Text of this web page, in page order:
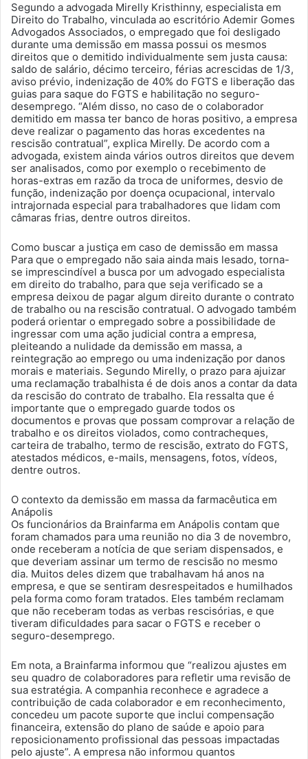
Segundo a advogada Mirelly Kristhinny, especialista em
Direito do Trabalho, vinculada ao escritório Ademir Gomes
Advogados Associados, o empregado que foi desligado
durante uma demissão em massa possui os mesmos
direitos que o demitido individualmente sem justa causa:
saldo de salário, décimo terceiro, férias acrescidas de 1/3,
aviso prévio, indenização de 40% do FGTS e liberação das
guias para saque do FGTS e habilitação no seguro-
desemprego. “Além disso, no caso de o colaborador
demitido em massa ter banco de horas positivo, a empresa
deve realizar o pagamento das horas excedentes na
rescisão contratual”, explica Mirelly. De acordo com a
advogada, existem ainda vários outros direitos que devem
ser analisados, como por exemplo o recebimento de
horas-extras em razão da troca de uniformes, desvio de
função, indenização por doença ocupacional, intervalo
intrajornada especial para trabalhadores que lidam com
câmaras frias, dentre outros direitos.
Como buscar a justiça em caso de demissão em massa
Para que o empregado não saia ainda mais lesado, torna-
se imprescindível a busca por um advogado especialista
em direito do trabalho, para que seja verificado se a
empresa deixou de pagar algum direito durante o contrato
de trabalho ou na rescisão contratual. O advogado também
poderá orientar o empregado sobre a possibilidade de
ingressar com uma ação judicial contra a empresa,
pleiteando a nulidade da demissão em massa, a
reintegração ao emprego ou uma indenização por danos
morais e materiais. Segundo Mirelly, o prazo para ajuizar
uma reclamação trabalhista é de dois anos a contar da data
da rescisão do contrato de trabalho. Ela ressalta que é
importante que o empregado guarde todos os
documentos e provas que possam comprovar a relação de
trabalho e os direitos violados, como contracheques,
carteira de trabalho, termo de rescisão, extrato do FGTS,
atestados médicos, e-mails, mensagens, fotos, vídeos,
dentre outros.
O contexto da demissão em massa da farmacêutica em
Anápolis
Os funcionários da Brainfarma em Anápolis contam que
foram chamados para uma reunião no dia 3 de novembro,
onde receberam a notícia de que seriam dispensados, e
que deveriam assinar um termo de rescisão no mesmo
dia. Muitos deles dizem que trabalhavam há anos na
empresa, e que se sentiram desrespeitados e humilhados
pela forma como foram tratados. Eles também reclamam
que não receberam todas as verbas rescisórias, e que
tiveram dificuldades para sacar o FGTS e receber o
seguro-desemprego.
Em nota, a Brainfarma informou que “realizou ajustes em
seu quadro de colaboradores para refletir uma revisão de
sua estratégia. A companhia reconhece e agradece a
contribuição de cada colaborador e em reconhecimento,
concedeu um pacote suporte que inclui compensação
financeira, extensão do plano de saúde e apoio para
reposicionamento profissional das pessoas impactadas
pelo ajuste”. A empresa não informou quantos